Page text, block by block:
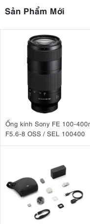
Sản Phẩm Mới
Ống kính Sony FE 100-
F5.6-8 OSS / SEL 100400